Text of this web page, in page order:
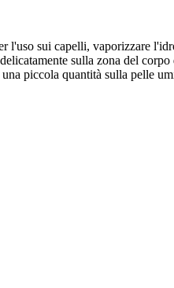
sui capelli, vaporizzare
sulla zona del corpo
piccola quantità sulla pelle